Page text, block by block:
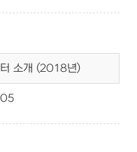
터 소개 (2018년)